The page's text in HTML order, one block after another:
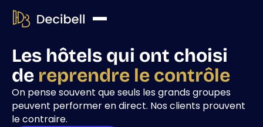
Les hôtels qui ont choisi
de reprendre le contrôle
On pense souvent que seuls les grands groupes
peuvent performer en direct. Nos clients prouvent
le contraire.